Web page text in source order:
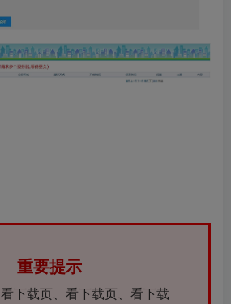
重要提示
看下载页、看下载页、看下载